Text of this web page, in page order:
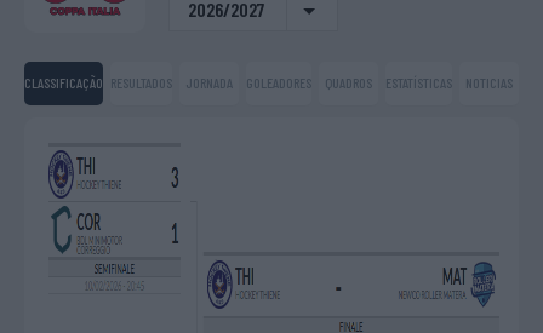
2026/2027
CLASSIFICAÇÃO RESULTADOS JORNADA GOLEADORES QUADROS ESTATÍSTICAS NOTICIAS